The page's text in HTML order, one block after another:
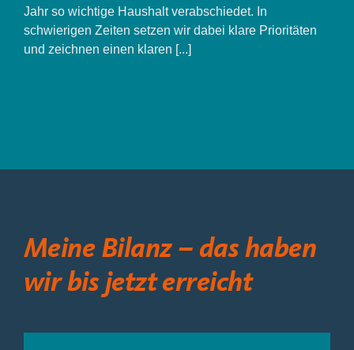
2023
Jahr so wichtige Haushalt verabschiedet. In
schwierigen Zeiten setzen wir dabei klare Prioritäten
und zeichnen einen klaren [...]
Meine Bilanz – das haben
wir bis jetzt erreicht